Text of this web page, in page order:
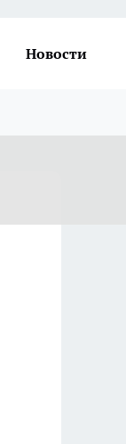
Новости